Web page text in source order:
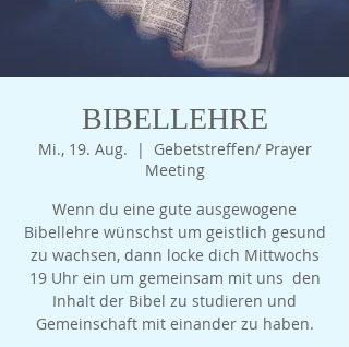
BIBELLEHRE
Mi., 19. Aug.
  |
Gebetstreffen/ Prayer
Meeting
Wenn du eine gute ausgewogene
Bibellehre wünschst um geistlich gesund
zu wachsen, dann locke dich Mittwochs
19 Uhr ein um gemeinsam mit uns den
Inhalt der Bibel zu studieren und
Gemeinschaft mit einander zu haben.